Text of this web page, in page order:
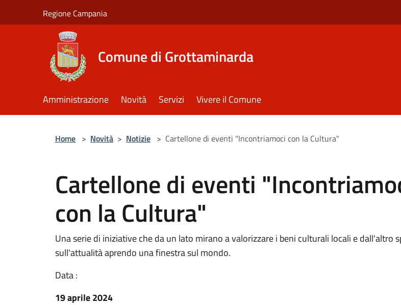
Regione Campania
Comune di Grottaminarda
Amministrazione Novità Servizi Vivere il Comune
Home > Novità > Notizie > Cartellone di eventi "Incontriamoci con la Cultura"
Cartellone di eventi
con la Cultura"
Una serie di iniziative che da un lato mirano a valorizzare i beni culturali locali e dall'altro
sull'attualità aprendo una finestra sul mondo.
Data :
19 aprile 2024